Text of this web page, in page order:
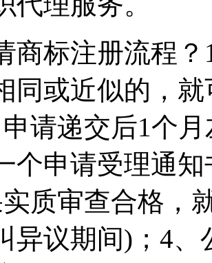
商标注册流程
同或近似的，
请递交后1个
个申请受理通
质审查合格，
异议期间)；4